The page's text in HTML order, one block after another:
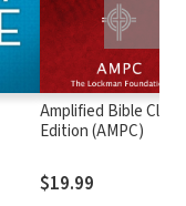
Amplified Bible
Edition (AMPC)
$19.99